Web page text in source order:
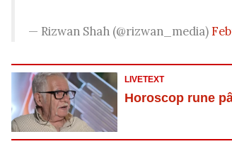
— Rizwan Shah (@rizwan_media)
LIVETEXT
Horoscop rune